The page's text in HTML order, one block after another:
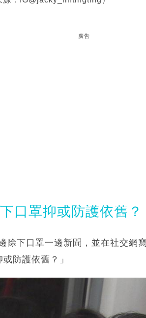
廣告
口罩抑或防護依舊？
除下口罩一邊新聞，並在社交網
防護依舊？」